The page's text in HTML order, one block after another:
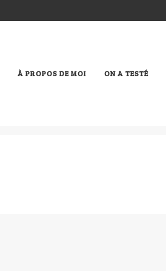
À PROPOS DE MOI ON A TESTÉ